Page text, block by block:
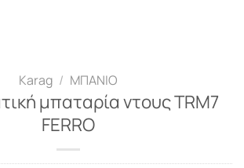
Karag / ΜΠΑΝΙΟ
μπαταρία ντους TRM7
FERRO